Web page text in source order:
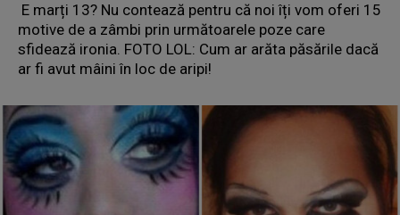
E marți 13? Nu contează pentru că noi îți vom oferi 15
motive de a zâmbi prin următoarele poze care
sfidează ironia. FOTO LOL: Cum ar arăta păsările dacă
ar fi avut mâini în loc de aripi!